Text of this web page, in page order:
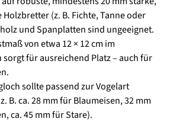
(z. B. Fichte, Tanne oder
und Spanplatten sind ungeeignet.
von etwa 12 × 12 cm im
sorgt für ausreichend Platz – auch für
sollte passend zur Vogelart
B. ca. 28 mm für Blaumeisen, 32 mm
ca. 45 mm für Stare).